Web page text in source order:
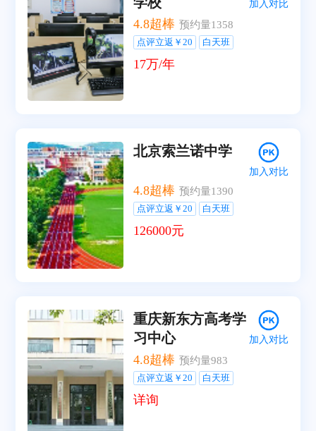
加入对比
4.8超棒 预约量1358
点评立返￥20 白天班
17万/年
北京索兰诺中学
加入对比
4.8超棒 预约量1390
点评立返￥20 白天班
126000元
重庆新东方高考学
习中心
加入对比
4.8超棒 预约量983
点评立返￥20 白天班
详询